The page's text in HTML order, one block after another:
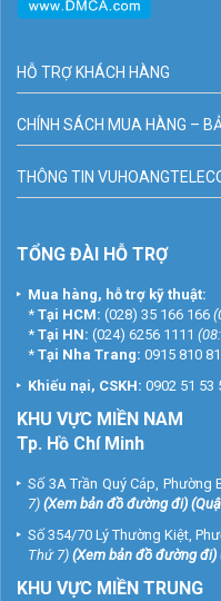
HỖ TRỢ KHÁCH HÀNG
CHÍNH SÁCH MUA HÀNG –
THÔNG TIN
TỔNG ĐÀI HỖ TRỢ
Mua hàng, hỗ trợ kỹ thuật:
* Tại HCM: (028) 35 166 166
* Tại HN: (024) 6256 1111
* Tại Nha Trang: 0915 810
Khiếu nại, CSKH: 0902 51 53
KHU VỰC MIỀN NAM
Tp. Hồ Chí Minh
Số 3A Trần Quý Cáp, Phường
7) (Xem bản đồ đường đi)
Số 354/70 Lý Thường Kiệt,
Thứ 7) (Xem bản đồ đường đi)
KHU VỰC MIỀN TRUNG